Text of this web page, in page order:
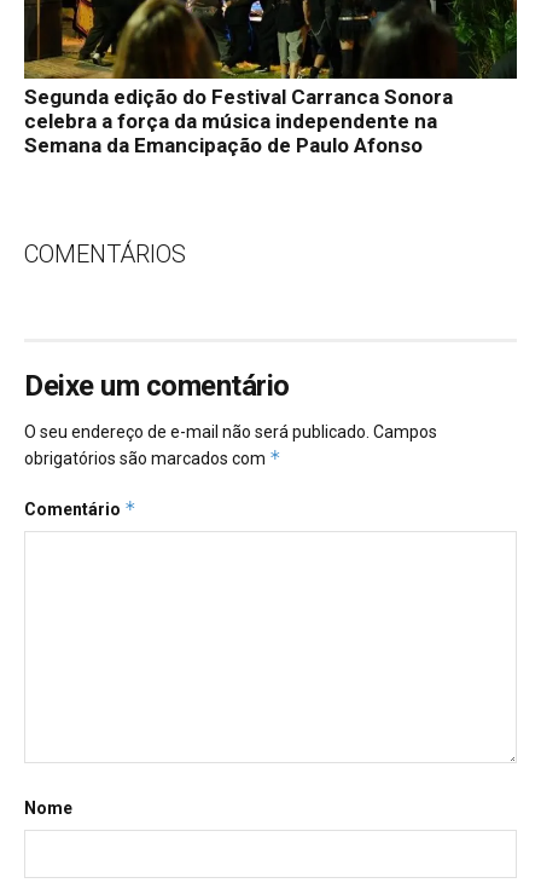
Segunda edição do Festival Carranca Sonora
celebra a força da música independente na
Semana da Emancipação de Paulo Afonso
COMENTÁRIOS
Deixe um comentário
O seu endereço de e-mail não será publicado. Campos
obrigatórios são marcados com *
Comentário *
Nome